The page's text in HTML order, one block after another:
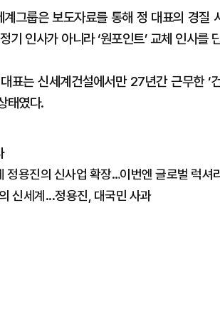
계그룹은 보도자료를 통해 정 대표의 경질
기 인사가 아니라 ‘원포인트’ 교체 인사를
표는 신세계건설에서만 27년간 근무한 ‘
태였다.
정용진의 신사업 확장…이번엔 글로벌 럭셔
신세계...정용진, 대국민 사과